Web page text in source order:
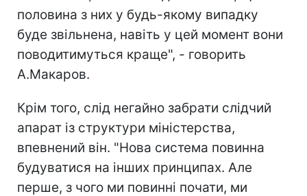
половина з них у будь-якому випадку
буде звільнена, навіть у цей момент вони
поводитимуться краще", - говорить
А.Макаров.
Крім того, слід негайно забрати слідчий
апарат із структури міністерства,
впевнений він. "Нова система повинна
будуватися на інших принципах. Але
перше, з чого ми повинні почати, ми